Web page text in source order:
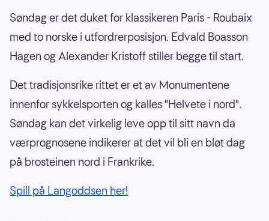
Søndag er det duket for klassikeren Paris - Roubaix
med to norske i utfordrerposisjon. Edvald Boasson
Hagen og Alexander Kristoff stiller begge til start.
Det tradisjonsrike rittet er et av Monumentene
innenfor sykkelsporten og kalles "Helvete i nord".
Søndag kan det virkelig leve opp til sitt navn da
værprognosene indikerer at det vil bli en bløt dag
på brosteinen nord i Frankrike.
Spill på Langoddsen her!